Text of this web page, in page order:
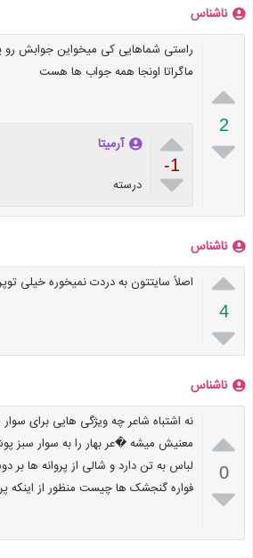
ناشناس

2

راستی شماهایی کی میخواین جوابش رو
ماگراتا اونجا همه جواب ها هست

-1

آرمیتا
درسته
ناشناس

4

اصلاً سایتتون به دردت نمیخوره خیلی
ناشناس

0

نه اشتباه شاعر چه ویژگی هایی برای
معنیش میشه �عر بهار را به سوار سبز
لباس به تن دارد و شالی از پروانه ها بر
فواره گنجشک ها چیست منظور از اینکه